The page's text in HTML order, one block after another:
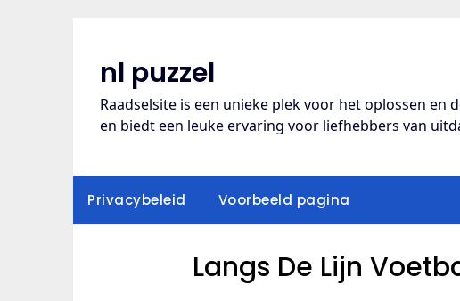
nl puzzel
Raadselsite is een unieke plek voor het oplossen en
en biedt een leuke ervaring voor liefhebbers van
Privacybeleid Voorbeeld pagina
Langs De Lijn